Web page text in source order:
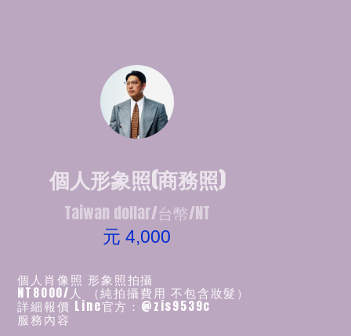
個人形象照(商務照)
Taiwan dollar/台幣/NT
元 4,000
個人肖像照 形象照拍攝
NT8000/人 （純拍攝費用 不包含妝髮）
詳細報價 Line官方：@zis9539c
服務內容